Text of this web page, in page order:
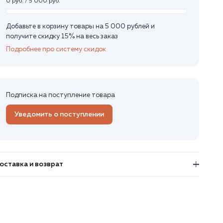
Добавьте в корзину товары на 5 000 рублей и
получите скидку 15% на весь заказ
Подробнее про систему скидок
Подписка на поступление товара
Уведомить о поступлении
и возврат